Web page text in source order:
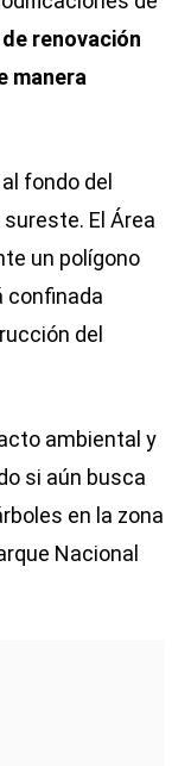
renovación
manera
fondo del
El Área
un polígono
confinada
del
ambiental y
si aún busca
en la zona
Nacional